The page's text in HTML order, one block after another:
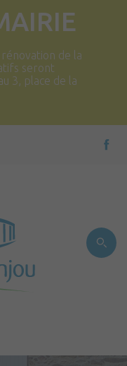
de la
seront
3, place de la